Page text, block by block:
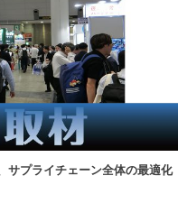
サプライチェーン全体の最適化